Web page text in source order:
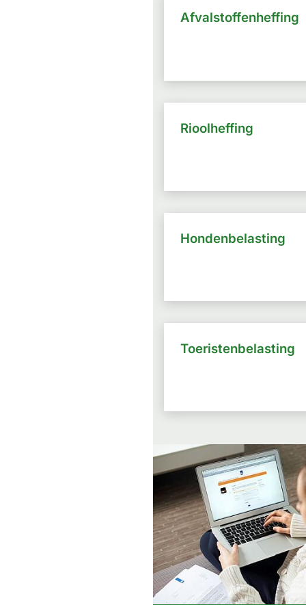
Afvalstoffenheffing
Rioolheffing
Hondenbelasting
Toeristenbelasting